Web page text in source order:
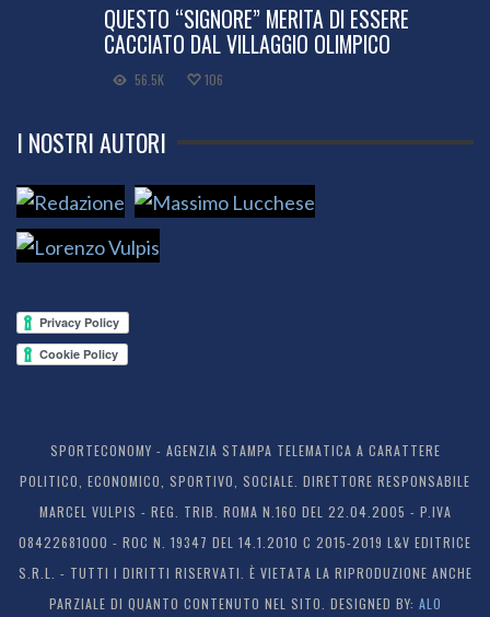
QUESTO “SIGNORE” MERITA DI ESSERE
CACCIATO DAL VILLAGGIO OLIMPICO
56.5K 106
I NOSTRI AUTORI
SPORTECONOMY - AGENZIA STAMPA TELEMATICA A CARATTERE
POLITICO, ECONOMICO, SPORTIVO, SOCIALE. DIRETTORE RESPONSABILE
MARCEL VULPIS - REG. TRIB. ROMA N.160 DEL 22.04.2005 - P.IVA
08422681000 - ROC N. 19347 DEL 14.1.2010 C 2015-2019 L&V EDITRICE
S.R.L. - TUTTI I DIRITTI RISERVATI. È VIETATA LA RIPRODUZIONE ANCHE
PARZIALE DI QUANTO CONTENUTO NEL SITO. DESIGNED BY: ALO